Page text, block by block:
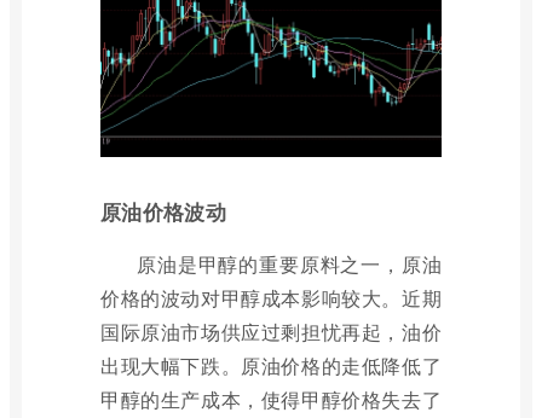
原油价格波动
原油是甲醇的重要原料之一，原油
价格的波动对甲醇成本影响较大。近期
国际原油市场供应过剩担忧再起，油价
出现大幅下跌。原油价格的走低降低了
甲醇的生产成本，使得甲醇价格失去了